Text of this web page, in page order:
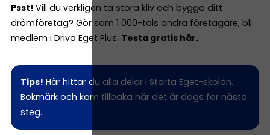
Psst! Vill du verkligen ta stora kliv och bygga ditt
drömföretag? Gör som 1 000-tals andra företagare, bli
medlem i Driva Eget Plus. Testa gratis här.
Tips! Här hittar du alla delar i Starta Eget-skolan.
Bokmärk och kom tillbaka när det är dags för nästa
steg.